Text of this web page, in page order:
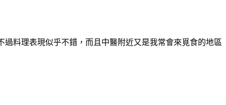
料理表現似乎不錯，而且中醫附近又是我常會來覓食的地區